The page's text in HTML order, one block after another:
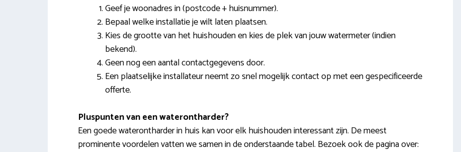
Geef je woonadres in (postcode + huisnummer).
Bepaal welke installatie je wilt laten plaatsen.
Kies de grootte van het huishouden en kies de plek van jouw watermeter (indien
bekend).
Geen nog een aantal contactgegevens door.
Een plaatselijke installateur neemt zo snel mogelijk contact op met een gespecificeerde
offerte.
Pluspunten van een waterontharder?
Een goede waterontharder in huis kan voor elk huishouden interessant zijn. De meest
prominente voordelen vatten we samen in de onderstaande tabel. Bezoek ook de pagina over: